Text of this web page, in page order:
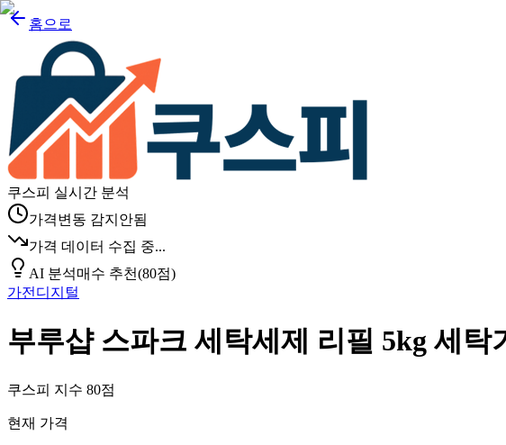
홈으로
쿠스피 실시간 분석
가격변동 감지안됨
가격 데이터 수집 중...
AI 분석매수 추천(80점)
가전디지털
부루샵 스파크 세탁세제 리필 5kg 세
쿠스피 지수 80점
현재 가격